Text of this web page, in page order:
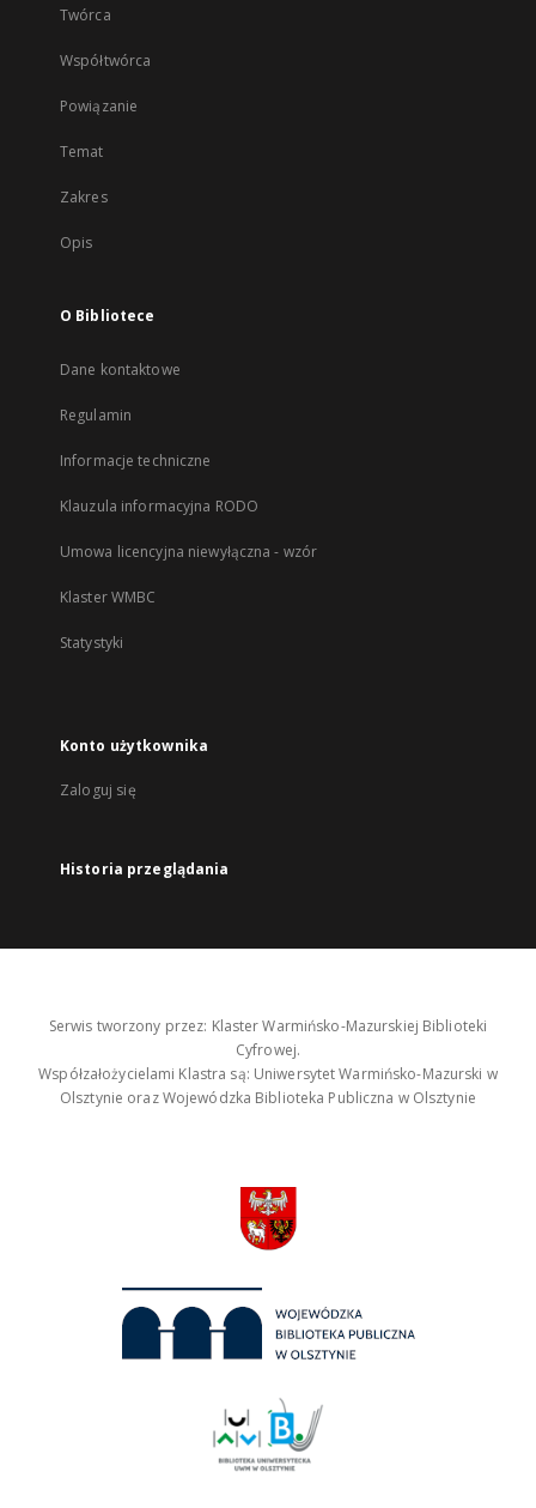
Twórca
Współtwórca
Powiązanie
Temat
Zakres
Opis
O Bibliotece
Dane kontaktowe
Regulamin
Informacje techniczne
Klauzula informacyjna RODO
Umowa licencyjna niewyłączna - wzór
Klaster WMBC
Statystyki
Konto użytkownika
Zaloguj się
Historia przeglądania
Serwis tworzony przez: Klaster Warmińsko-Mazurskiej Biblioteki
Cyfrowej.
Współzałożycielami Klastra są: Uniwersytet Warmińsko-Mazurski w
Olsztynie oraz Wojewódzka Biblioteka Publiczna w Olsztynie